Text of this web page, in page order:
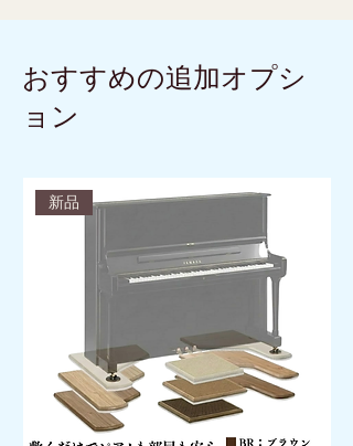
おすすめの追加オプシ
ョン
新品